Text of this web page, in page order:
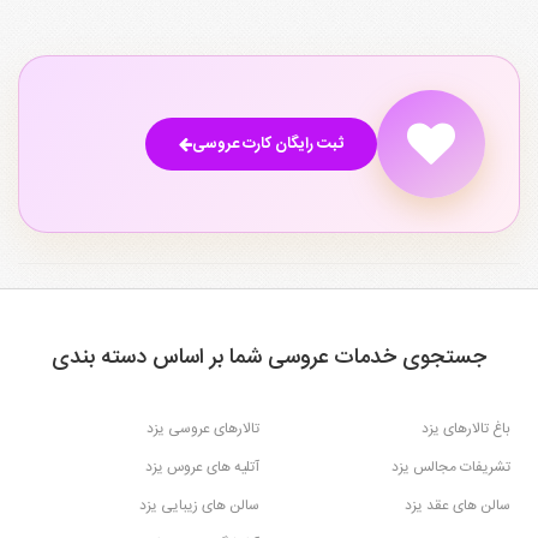
ثبت رایگان کارت عروسی
جستجوی خدمات عروسی شما بر اساس دسته بندی
باغ تالارهای یزد
تالارهای عروسی یزد
تشریفات مجالس یزد
آتلیه های عروس یزد
سالن های عقد یزد
سالن های زیبایی یزد